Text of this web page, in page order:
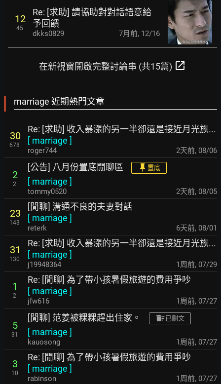
12
45
Re: [求助] 請協助對對話語意給
予回饋
dkks0829 7月前, 12/16
在新視窗開啟完整討論串 (共15篇) open_in_new
marriage 近期熱門文章
30
678
Re: [求助] 收入暴漲的另一半卻還是接近月光族...
[ marriage ]
roger744 2天前, 08/06
2
2
[公告] 八月份置底閒聊區 置底
[ marriage ]
tommy0520 2天前, 08/05
23
143
[閒聊] 溝通不良的夫妻對話
[ marriage ]
reterk 6天前, 08/01
31
130
Re: [求助] 收入暴漲的另一半卻還是接近月光族...
[ marriage ]
j19948364 1周前, 07/29
1
2
Re: [閒聊] 為了帶小孩暑假旅遊的費用爭吵
[ marriage ]
jfw616 1周前, 07/27
5
31
[閒聊] 范姜被粿粿趕出住家。 已刪文
[ marriage ]
kauosong 1周前, 07/27
3
10
Re: [閒聊] 為了帶小孩暑假旅遊的費用爭吵
[ marriage ]
rabinson 1周前, 07/27